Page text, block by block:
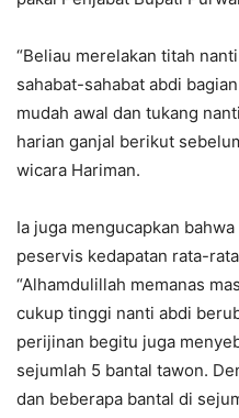
“Beliau merelakan titah
sahabat-sahabat abdi
mudah awal dan tukang
harian ganjal berikut
wicara Hariman.
Ia juga mengucapkan
peservis kedapatan rata-
“Alhamdulillah memanas
cukup tinggi nanti abdi
perijinan begitu juga
sejumlah 5 bantal tawon.
dan beberapa bantal di